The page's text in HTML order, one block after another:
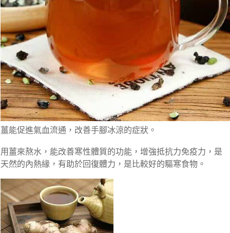
薑能促進氣血流通，改善手腳冰涼的症狀。
用薑來熬水，能改善寒性體質的功能，增強抵抗力免疫力，是
天然的內熱緣，有助於回復體力，是比較好的驅寒食物。